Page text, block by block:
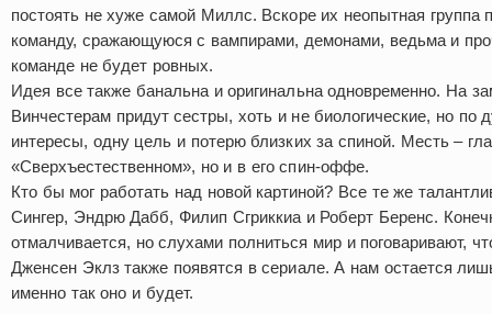
постоять не хуже самой Миллс. Вскоре их неопытная группа
команду, сражающуюся с вампирами, демонами, ведьма и
команде не будет ровных.
Идея все также банальна и оригинальна одновременно. На
Винчестерам придут сестры, хоть и не биологические, но
интересы, одну цель и потерю близких за спиной. Месть –
«Сверхъестественном», но и в его спин-оффе.
Кто бы мог работать над новой картиной? Все те же
Сингер, Эндрю Дабб, Филип Сгриккиа и Роберт Беренс.
отмалчивается, но слухами полниться мир и поговаривают,
Дженсен Эклз также появятся в сериале. А нам остается
именно так оно и будет.